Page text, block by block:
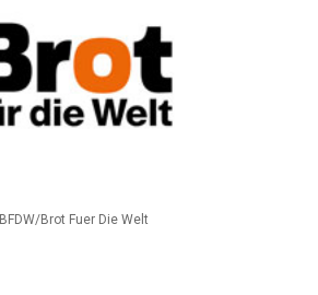
BFDW/Brot Fuer Die Welt